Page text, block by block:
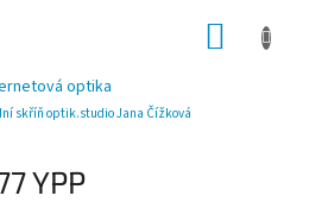
optika
skříň optik.studio Jana Čížková
YPP